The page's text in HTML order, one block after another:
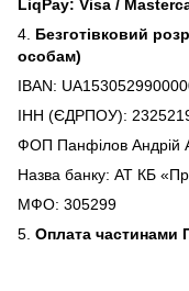
LiqPay: Visa /
4. Безготівковий
особам)
IBAN:
ІНН (ЄДРПОУ):
ФОП Панфілов Андрій
Назва банку: АТ КБ
МФО: 305299
5. Оплата частинами